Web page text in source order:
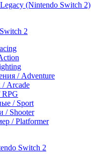
(Nintendo Switch 2)
2
/ Adventure
/ Arcade
RPG
/ Sport
/ Shooter
/ Platformer
Switch 2